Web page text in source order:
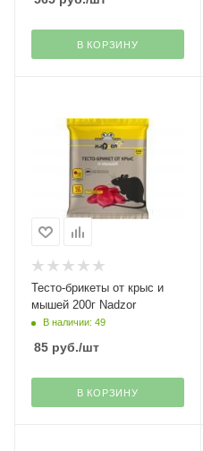
В КОРЗИНУ
Тесто-брикеты от крыс и
мышей 200г Nadzor
В наличии: 49
85 руб./шт
В КОРЗИНУ